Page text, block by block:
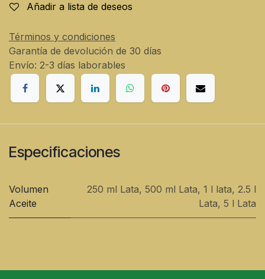
Añadir a lista de deseos
Términos y condiciones
Garantía de devolución de 30 días
Envío: 2-3 días laborables
Especificaciones
Volumen
Aceite
250 ml Lata, 500 ml Lata, 1 l lata, 2.5 l
Lata, 5 l Lata